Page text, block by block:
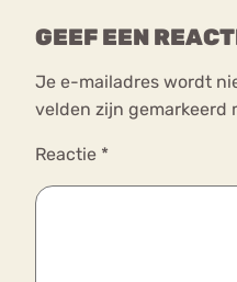
GEEF EEN
Je e-mailadres wordt
velden zijn gemarkeerd
Reactie *